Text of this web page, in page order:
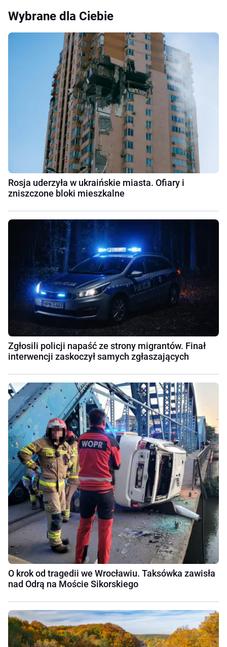
Wybrane dla Ciebie
Rosja uderzyła w ukraińskie miasta. Ofiary i
zniszczone bloki mieszkalne
Zgłosili policji napaść ze strony migrantów. Finał
interwencji zaskoczył samych zgłaszających
O krok od tragedii we Wrocławiu. Taksówka zawisła
nad Odrą na Moście Sikorskiego